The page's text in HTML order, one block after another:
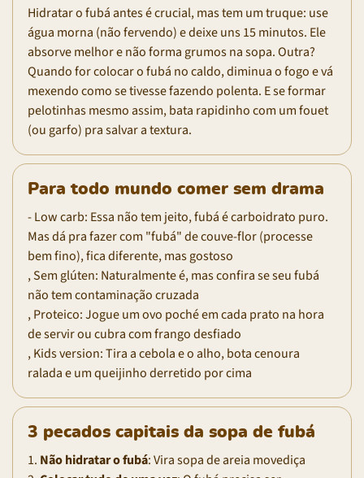
Hidratar o fubá antes é crucial, mas tem um truque: use
água morna (não fervendo) e deixe uns 15 minutos. Ele
absorve melhor e não forma grumos na sopa. Outra?
Quando for colocar o fubá no caldo, diminua o fogo e vá
mexendo como se tivesse fazendo polenta. E se formar
pelotinhas mesmo assim, bata rapidinho com um fouet
(ou garfo) pra salvar a textura.
Para todo mundo comer sem drama
- Low carb: Essa não tem jeito, fubá é carboidrato puro.
Mas dá pra fazer com "fubá" de couve-flor (processe
bem fino), fica diferente, mas gostoso
, Sem glúten: Naturalmente é, mas confira se seu fubá
não tem contaminação cruzada
, Proteico: Jogue um ovo poché em cada prato na hora
de servir ou cubra com frango desfiado
, Kids version: Tira a cebola e o alho, bota cenoura
ralada e um queijinho derretido por cima
3 pecados capitais da sopa de fubá
1. Não hidratar o fubá: Vira sopa de areia movediça